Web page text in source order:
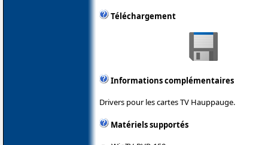
Téléchargement
Informations complémentaires
Drivers pour les cartes TV Hauppauge.
Matériels supportés